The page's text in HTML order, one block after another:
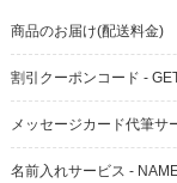
商品のお届け(配送料金)
割引クーポンコード -
メッセージカード代筆サ
名前入れサービス -